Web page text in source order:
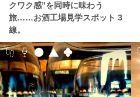
クワク感”を同時に味わう
旅……お酒工場見学スポット 3
線。